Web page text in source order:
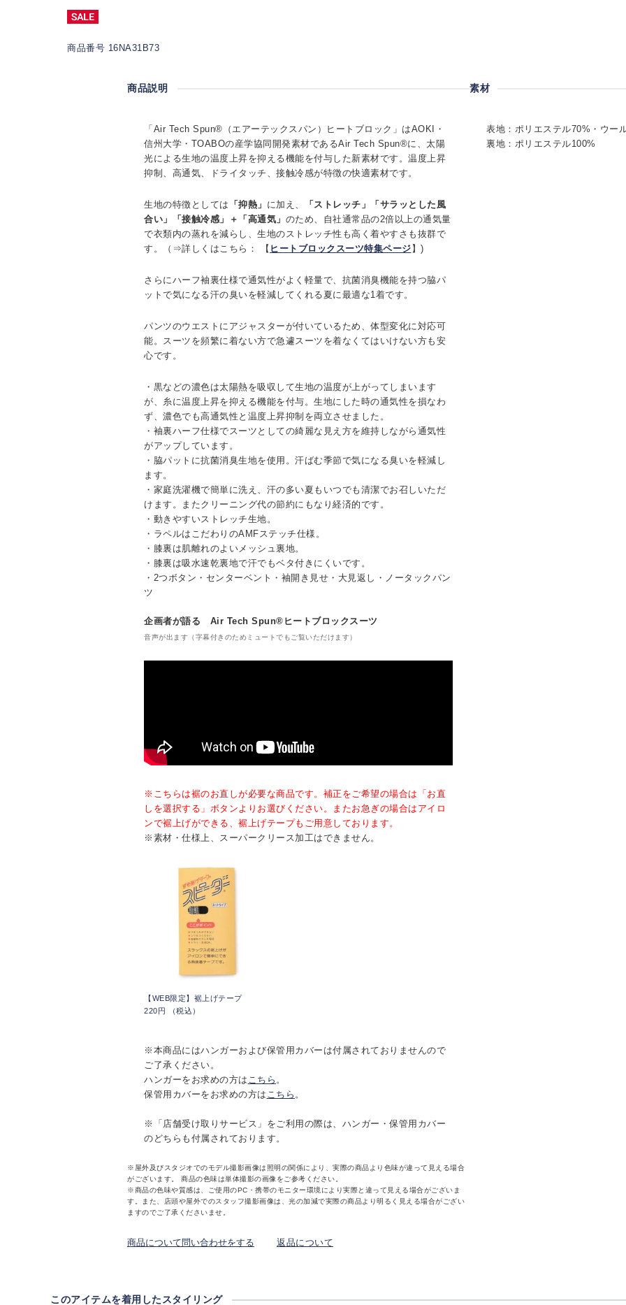
商品番号 16NA31B73
商品説明
「Air Tech Spun®（エアーテックスパン）ヒートブロック」はAOKI・
信州大学・TOABOの産学協同開発素材であるAir Tech Spun®に、太陽
光による生地の温度上昇を抑える機能を付与した新素材です。温度上昇
抑制、高通気、ドライタッチ、接触冷感が特徴の快適素材です。
生地の特徴としては 「抑熱」 に加え、
「ストレッチ」「サラッとした風
合い」「接触冷感」＋「高通気」 のため、自社通常品の2倍以上の通気量
で衣類内の蒸れを減らし、生地のストレッチ性も高く着やすさも抜群で
す。（⇒詳しくはこちら： 【 ヒートブロックスーツ特集ページ 】)
さらにハーフ袖裏仕様で通気性がよく軽量で、抗菌消臭機能を持つ脇パ
ットで気になる汗の臭いを軽減してくれる夏に最適な1着です。
パンツのウエストにアジャスターが付いているため、体型変化に対応可
能。スーツを頻繁に着ない方で急遽スーツを着なくてはいけない方も安
心です。
・黒などの濃色は太陽熱を吸収して生地の温度が上がってしまいます
が、糸に温度上昇を抑える機能を付与。生地にした時の通気性を損なわ
ず、濃色でも高通気性と温度上昇抑制を両立させました。
・袖裏ハーフ仕様でスーツとしての綺麗な見え方を維持しながら通気性
がアップしています。
・脇パットに抗菌消臭生地を使用。汗ばむ季節で気になる臭いを軽減し
ます。
・家庭洗濯機で簡単に洗え、汗の多い夏もいつでも清潔でお召しいただ
けます。またクリーニング代の節約にもなり経済的です。
・動きやすいストレッチ生地。
・ラペルはこだわりのAMFステッチ仕様。
・膝裏は肌離れのよいメッシュ裏地。
・膝裏は吸水速乾裏地で汗でもベタ付きにくいです。
・2つボタン・センターベント・袖開き見せ・大見返し・ノータックパン
ツ
企画者が語る Air Tech Spun®ヒートブロックスーツ
音声が出ます（字幕付きのためミュートでもご覧いただけます）
※こちらは裾のお直しが必要な商品です。補正をご希望の場合は「お直
しを選択する」ボタンよりお選びください。またお急ぎの場合はアイロ
ンで裾上げができる、裾上げテープもご用意しております。
※素材・仕様上、スーパークリース加工はできません。
【WEB限定】裾上げテープ
220円 （税込）
※本商品にはハンガーおよび保管用カバーは付属されておりませんので
ご了承ください。
ハンガーをお求めの方は こちら 。
保管用カバーをお求めの方は こちら 。
※「店舗受け取りサービス」をご利用の際は、ハンガー・保管用カバー
のどちらも付属されております。
※屋外及びスタジオでのモデル撮影画像は照明の関係により、実際の商品より色味が違って見える場合
がございます。 商品の色味は単体撮影の画像をご参考ください。
※商品の色味や質感は、ご使用のPC・携帯のモニター環境により実際と違って見える場合がございま
す。また、店頭や屋外でのスタッフ撮影画像は、光の加減で実際の商品より明るく見える場合がござい
ますのでご了承くださいませ。
商品について問い合わせをする 返品について
素材
表地：ポリエステル70%・ウー
裏地：ポリエステル100%
このアイテムを着用したスタイリング